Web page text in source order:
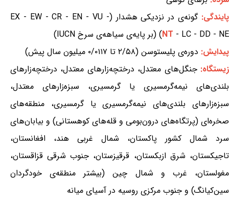
پایندگی:گونه‌ی در نزدیکی هشدار (EX - EW - CR - EN - VU -
NT - LC - DD - NE) (بر پایه‌ی سیاهه‌ی سرخ IUCN)
پیدایش: دوره‌ی پلیستوسن (۲/۵۸ تا ۰/۰۱۱۷ میلیون سال پیش)
زیستگاه:جنگل‌های معتدل، درختچه‌زارهای معتدل، درختچه‌زارهای
بلندی‌های نیمه‌گرمسیری یا گرمسیری، سبزه‌زارهای معتدل،
سبزه‌زارهای بلندی‌های نیمه‌گرمسیری یا گرمسیری، منطقه‌های
صخره‌ای (پرتگاه‌های درون‌بومی و قله‌های کوهستانی) و بیابان‌های
سرد شمال کشور پاکستان، شمال غربی هند، افغانستان،
تاجیکستان، شرق ازبکستان، قرقیزستان، جنوب شرقی قزاقستان،
مغولستان، غرب و شمال چین (بیشتر منطقه‌ی خودگردان
سین‌کیانگ) و جنوب مرکزی روسیه در آسیای میانه